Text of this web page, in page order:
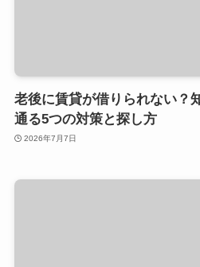
老後に賃貸が借りられない？
通る5つの対策と探し方
2026年7月7日